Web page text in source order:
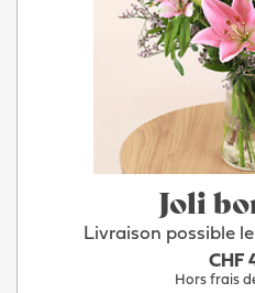
Joli
Livraison possible le
CHF
Hors frais